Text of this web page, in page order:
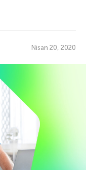
Nisan 20, 2020